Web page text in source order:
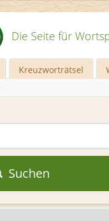
Die Seite für
Kreuzworträtsel
Suchen